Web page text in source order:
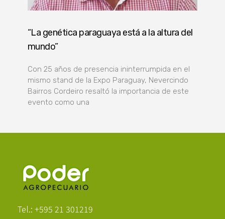
“La genética paraguaya está a la altura del
mundo”
Con 25 años de presencia ininterrumpida en el
mismo stand de la Expo Paraguay, Nevercindo
Bairros Cordeiro resaltó la importancia de este
evento como una
Tel.: +595 21 301219